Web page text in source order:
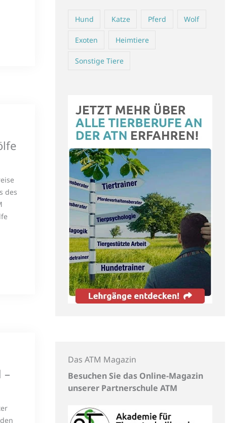
des
–
Hund Katze Pferd Wolf
Exoten Heimtiere
Sonstige Tiere
Das ATM Magazin
Besuchen Sie das Online-Magazin
unserer Partnerschule ATM